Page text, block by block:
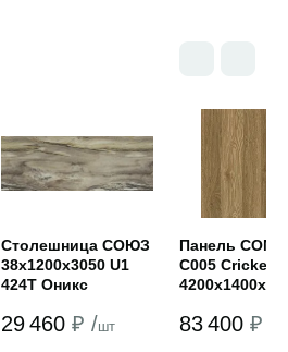
Столешница СОЮЗ
38х1200х3050 U1
424Т Оникс
(премиум+)
29 460 ₽ /шт
Панель
C005 Cricket
4200x1400x10
83 400 ₽ /